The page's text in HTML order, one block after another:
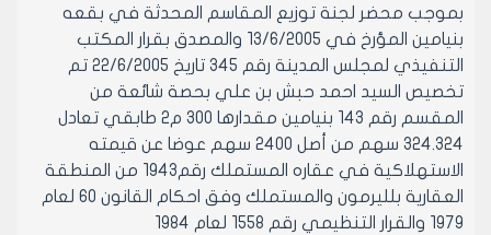
بموجب محضر لجنة توزيع المقاسم المحدثة في بقعه
بنيامين المؤرخ في 13/6/2005 والمصدق بقرار المكتب
التنفيذي لمجلس المدينة رقم 345 تاريخ 22/6/2005 تم
تخصيص السيد احمد حبش بن علي بحصة شائعة من
المقسم رقم 143 بنيامين مقدارها 300 م2 طابقي تعادل
324.324 سهم من أصل 2400 سهم عوضا عن قيمته
الاستهلاكية في عقاره المستملك رقم1943 من المنطقة
العقارية بلليرمون والمستملك وفق احكام القانون 60 لعام
1979 والقرار التنظيمي رقم 1558 لعام 1984